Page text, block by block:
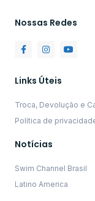
Nossas Redes
Links Úteis
Troca, Devolução e
Política de
Notícias
Swim Channel Brasil
Latino America